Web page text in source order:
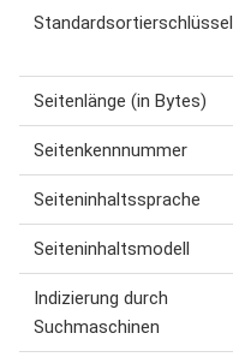
Standardsortierschlüssel
Seitenlänge (in Bytes)
Seitenkennnummer
Seiteninhaltssprache
Seiteninhaltsmodell
Indizierung durch
Suchmaschinen